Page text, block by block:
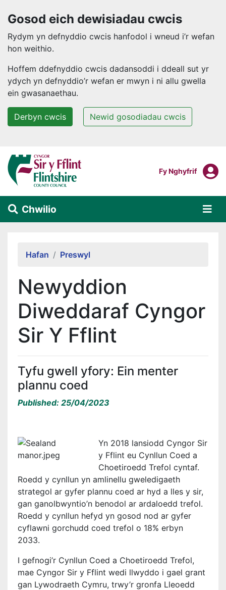
Gosod eich dewisiadau cwcis
Rydym yn defnyddio cwcis hanfodol i wneud i’r wefan
hon weithio.
Hoffem ddefnyddio cwcis dadansoddi i ddeall sut yr
ydych yn defnyddio’r wefan er mwyn i ni allu gwella
ein gwasanaethau.
Derbyn cwcis Newid gosodiadau cwcis
Neidio i'r prif gynnwys
Mewngofnodi I
Fy Nghyfrif
Chwilio
Hafan Preswyl
Newyddion
Diweddaraf Cyngor
Sir Y Fflint
Tyfu gwell yfory: Ein menter
plannu coed
Published: 25/04/2023
Yn 2018 lansiodd Cyngor Sir
y Fflint eu Cynllun Coed a
Choetiroedd Trefol cyntaf.
Roedd y cynllun yn amlinellu gweledigaeth
strategol ar gyfer plannu coed ar hyd a lles y sir,
gan ganolbwyntio’n benodol ar ardaloedd trefol.
Roedd y cynllun hefyd yn gosod nod ar gyfer
cyflawni gorchudd coed trefol o 18% erbyn
2033.
I gefnogi’r Cynllun Coed a Choetiroedd Trefol,
mae Cyngor Sir y Fflint wedi llwyddo i gael grant
gan Lywodraeth Cymru, trwy’r gronfa Lleoedd